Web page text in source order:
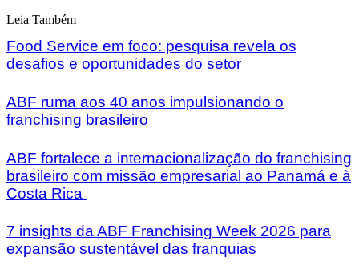
Leia Também
Food Service em foco: pesquisa revela os
desafios e oportunidades do setor
ABF ruma aos 40 anos impulsionando o
franchising brasileiro
ABF fortalece a internacionalização do franchising
brasileiro com missão empresarial ao Panamá e à
Costa Rica
7 insights da ABF Franchising Week 2026 para
expansão sustentável das franquias